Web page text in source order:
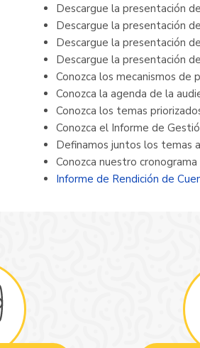
Descargue la presentación
Descargue la presentación
Descargue la presentación
Descargue la presentación
Conozca los mecanismos de
Conozca la agenda de la
Conozca los temas
Conozca el Informe de
Definamos juntos los temas
Conozca nuestro
Informe de Rendición de